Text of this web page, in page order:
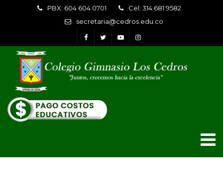
PBX: 604 604 0701
Cel: 314 681 9582
secretaria@cedros.edu.co